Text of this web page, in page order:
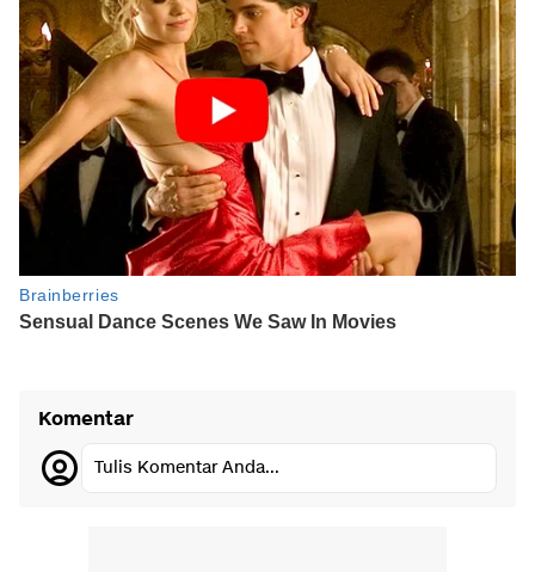
Komentar
Tulis Komentar Anda...